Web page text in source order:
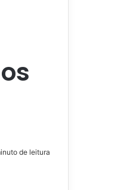
de leitura